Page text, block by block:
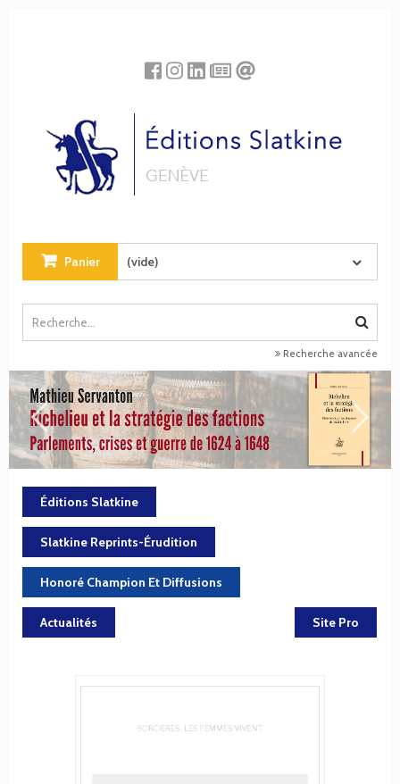
Panier (vide)
Recherche avancée
Éditions Slatkine
Slatkine Reprints-Érudition
Honoré Champion Et Diffusions
Actualités Site Pro